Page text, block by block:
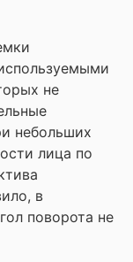
не
небольших
лица по
в
поворота не